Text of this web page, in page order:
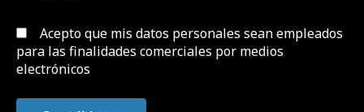
Acepto que mis datos personales sean empleados
para las finalidades comerciales por medios
electrónicos